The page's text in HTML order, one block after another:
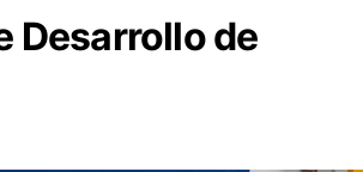
Desarrollo de